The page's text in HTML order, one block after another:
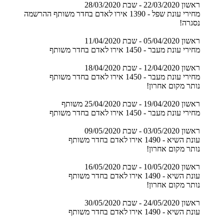
ראשון 22/03/2020 - שבת 28/03/2020
מחירי עונת שפל - 1390 אירו לאדם בחדר משותף ההרשמה
נסגרה!
ראשון 05/04/2020 - שבת 11/04/2020
מחירי עונת מעבר - 1450 אירו לאדם בחדר משותף
ראשון 12/04/2020 - שבת 18/04/2020
מחירי עונת מעבר - 1450 אירו לאדם בחדר משותף
נותר מקום אחרון!
ראשון 19/04/2020 - שבת 25/04/2020 משותף
מחירי עונת מעבר - 1450 אירו לאדם בחדר משותף
ראשון 03/05/2020 - שבת 09/05/2020
עונת השיא - 1490 אירו לאדם בחדר משותף
נותר מקום אחרון!
ראשון 10/05/2020 - שבת 16/05/2020
עונת השיא - 1490 אירו לאדם בחדר משותף
נותר מקום אחרון!
ראשון 24/05/2020 - שבת 30/05/2020
עונת השיא - 1490 אירו לאדם בחדר משותף